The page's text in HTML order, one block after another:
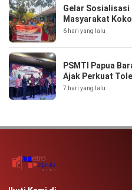
Gelar Sosialisasi
Masyarakat
6 hari yang lalu
PSMTI Papua
Ajak Perkuat
7 hari yang lalu